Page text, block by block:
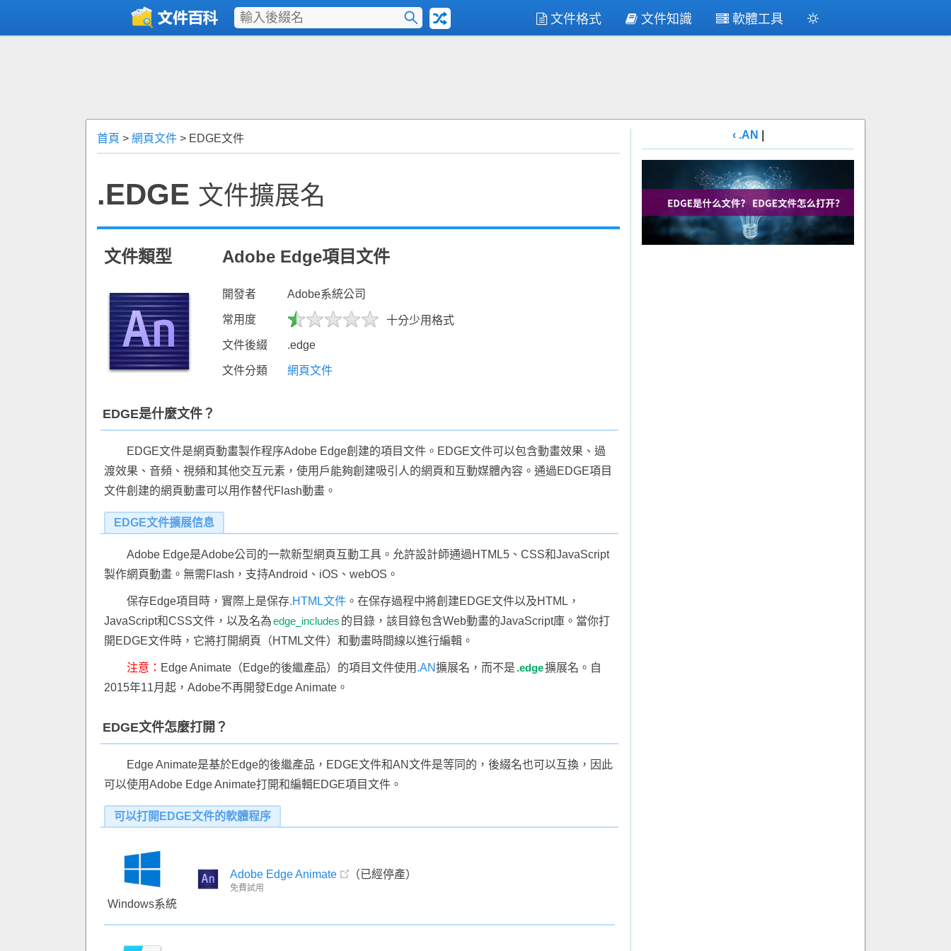
文件格式 文件知識 軟體工具
首頁 > 網頁文件 > EDGE文件
.EDGE 文件擴展名
文件類型 Adobe Edge項目文件
開發者 Adobe系統公司
常用度 十分少用格式
文件後綴 .edge
文件分類 網頁文件
EDGE是什麼文件？
EDGE文件是網頁動畫製作程序Adobe Edge創建的項目文件。EDGE文件可以包含動畫效果、過
渡效果、音頻、視頻和其他交互元素，使用戶能夠創建吸引人的網頁和互動媒體內容。通過EDGE項目
文件創建的網頁動畫可以用作替代Flash動畫。
EDGE文件擴展信息
Adobe Edge是Adobe公司的一款新型網頁互動工具。允許設計師通過HTML5、CSS和JavaScript
製作網頁動畫。無需Flash，支持Android、iOS、webOS。
保存Edge項目時，實際上是保存.HTML文件 。在保存過程中將創建EDGE文件以及HTML，
JavaScript和CSS文件，以及名為edge_includes 的目錄，該目錄包含Web動畫的JavaScript庫。當你打
開EDGE文件時，它將打開網頁（HTML文件）和動畫時間線以進行編輯。
注意： Edge Animate（Edge的後繼產品）的項目文件使用 .AN擴展名，而不是 .edge擴展名。自
2015年11月起，Adobe不再開發Edge Animate。
EDGE文件怎麼打開？
Edge Animate是基於Edge的後繼產品，EDGE文件和AN文件是等同的，後綴名也可以互換，因此
可以使用Adobe Edge Animate打開和編輯EDGE項目文件。
可以打開EDGE文件的軟體程序
Windows系統
Adobe Edge Animate （已經停產）
免費試用
‹ .AN